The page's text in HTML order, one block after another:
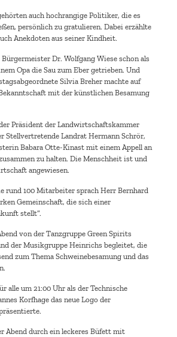
auch hochrangige Politiker, die es
persönlich zu gratulieren. Dabei erzählte
Anekdoten aus seiner Kindheit.
Dr. Wolfgang Wiese schon als
Opa die Sau zum Eber getrieben. Und
Silvia Breher machte auf
mit der künstlichen Besamung
Präsident der Landwirtschaftskammer
Stellvertretende Landrat Hermann Schrör,
Babara Otte-Kinast mit einem Appell an
zu halten. Die Menschheit ist und
angewiesen.
rund 100 Mitarbeiter sprach Herr Bernhard
Gemeinschaft, die sich einer
stellt“.
von der Tanzgruppe Green Spirits
der Musikgruppe Heinrichs begleitet, die
zum Thema Schweinebesamung und das
alle um 21:00 Uhr als der Technische
Korfhage das neue Logo der
Abend durch ein leckeres Büfett mit